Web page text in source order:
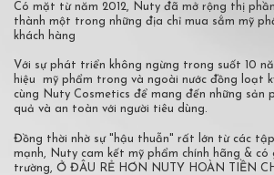
Có mặt từ năm 2012, Nuty đã mở rộng thị
thành một trong những địa chỉ mua sắm mỹ
khách hàng
Với sự phát triển không ngừng trong suốt 10
hiệu mỹ phẩm trong và ngoài nước đồng loạt
cùng Nuty Cosmetics để mang đến những sản
quả và an toàn với người tiêu dùng.
Đồng thời nhờ sự "hậu thuẫn" rất lớn từ các
mạnh, Nuty cam kết mỹ phẩm chính hãng &
trường, Ở ĐÂU RẺ HƠN NUTY HOÀN TIỀN